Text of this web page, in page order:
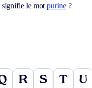
signifie le motpurine?
R S T U